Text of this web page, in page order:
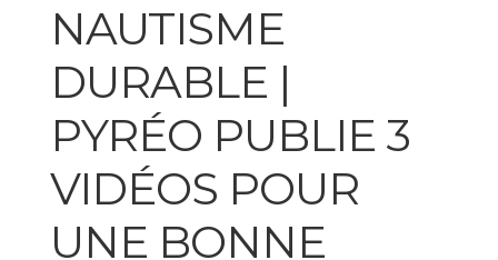
NAUTISME
DURABLE |
PYRÉO PUBLIE 3
VIDÉOS POUR
UNE BONNE